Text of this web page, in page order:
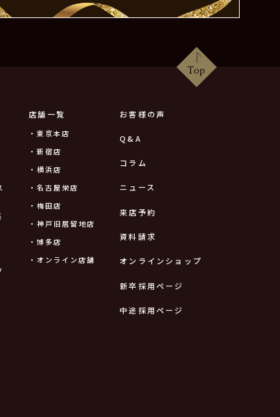
店舗一覧
・東京本店
・新宿店
・横浜店
・名古屋栄店
・梅田店
・神戸旧居留地店
・博多店
・オンライン店舗
お客様の声
Q&A
コラム
ニュース
来店予約
資料請求
オンラインショップ
新卒採用ページ
中途採用ページ